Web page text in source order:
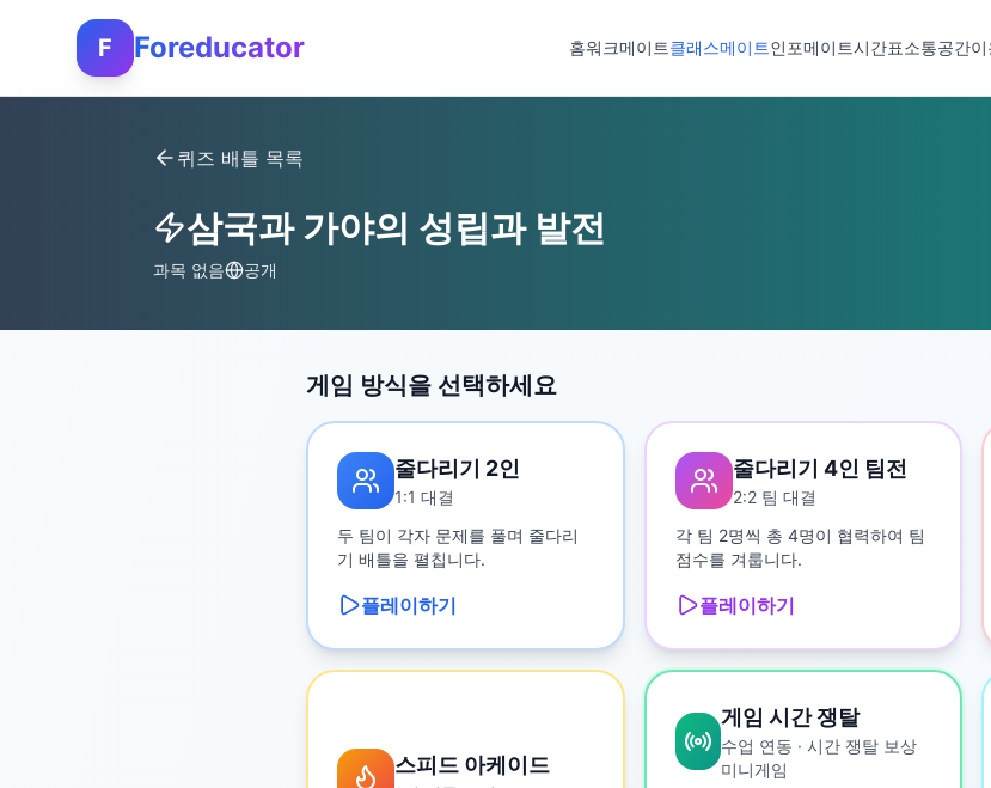
F Foreducator 홈워크메이트클래스메이트인포메이트시간표소통공간이
퀴즈 배틀 목록
삼국과 가야의 성립과 발전
과목 없음 공개
게임 방식을 선택하세요
줄다리기 2인
1:1 대결
두 팀이 각자 문제를 풀며 줄다리
기 배틀을 펼칩니다.
플레이하기
줄다리기 4인 팀전
2:2 팀 대결
각 팀 2명씩 총 4명이 협력하여 팀
점수를 겨룹니다.
플레이하기
스피드 아케이드
게임 시간 쟁탈
수업 연동 · 시간 쟁탈 보상
미니게임